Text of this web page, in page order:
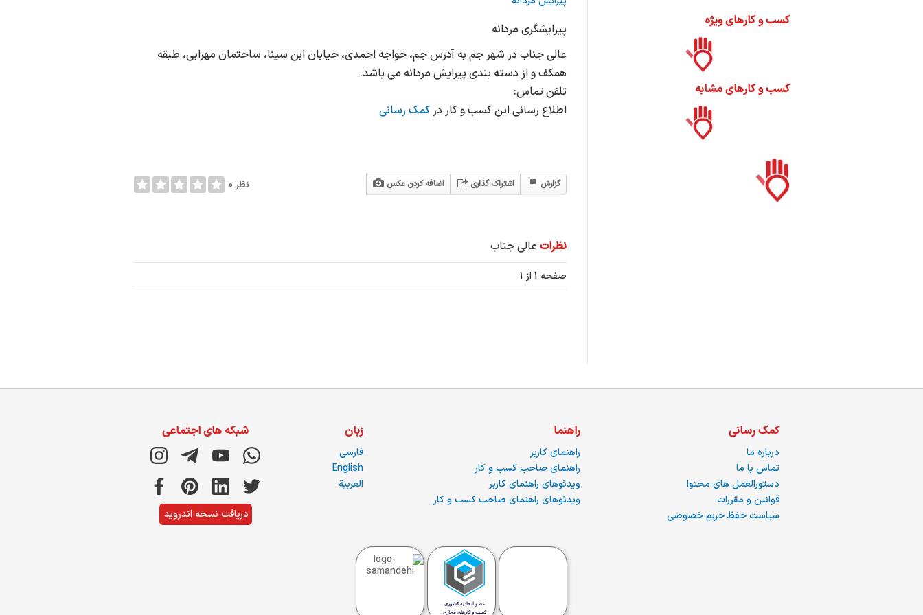
پیرایشگری مردانه
عالی جناب در شهر جم به آدرس جم، خواجه احمدی، خیابان ابن سینا، ساختمان مهرابی، طبقه
همکف و از دسته بندی پیرایش مردانه می باشد.
تلفن تماس:
اطلاع رسانی این کسب و کار درکمک رسانی
اضافه کردن عکس اشتراک گذاری گزارش 0 نظر
نظراتعالی جناب
صفحه 1 از 1
کسب و کارهای ویژه
کسب و کارهای مشابه
کمک رسانی
درباره ما
تماس با ما
دستورالعمل های محتوا
قوانین و مقررات
سیاست حفظ حریم خصوصی
راهنما
راهنمای کاربر
راهنمای صاحب کسب و کار
ویدئوهای راهنمای کاربر
ویدئوهای راهنمای صاحب کسب و کار
زبان
فارسی
English
العربية
شبکه های اجتماعی
دریافت نسخه اندروید